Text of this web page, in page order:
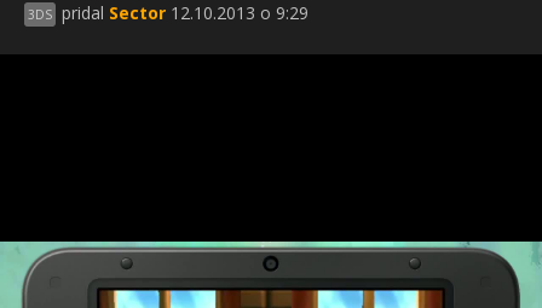
3DS pridal Sector 12.10.2013 o 9:29